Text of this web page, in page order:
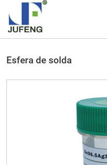
Esfera de solda